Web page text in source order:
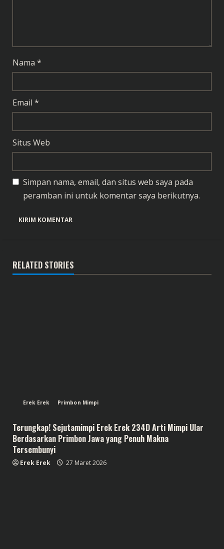
Nama *
Email *
Situs Web
Simpan nama, email, dan situs web saya pada
peramban ini untuk komentar saya berikutnya.
RELATED STORIES
Erek Erek Primbon Mimpi
Terungkap! Sejutamimpi Erek Erek 234D Arti Mimpi Ular
Berdasarkan Primbon Jawa yang Penuh Makna
Tersembunyi
Erek Erek 27 Maret 2026